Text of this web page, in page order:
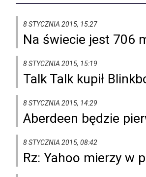
8 STYCZNIA 2015, 15:27
Na świecie jest 706
8 STYCZNIA 2015, 15:19
Talk Talk kupił
8 STYCZNIA 2015, 14:29
Aberdeen będzie
8 STYCZNIA 2015, 08:42
Rz: Yahoo mierzy w